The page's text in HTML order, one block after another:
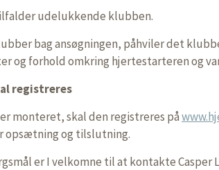
udelukkende klubben.
bag ansøgningen, påhviler det
og forhold omkring hjertestarteren og
registreres
monteret, skal den registreres på
opsætning og tilslutning.
er I velkomne til at kontakte Casper